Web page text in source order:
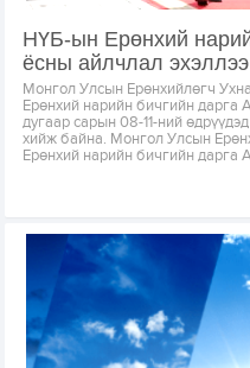
НҮБ-ын Ерөнхий
ёсны айлчлал эхэллээ
Монгол Улсын Ерөнхийлөгч
Ерөнхий нарийн бичгийн
дугаар сарын 08-11-ний
хийж байна. Монгол Улсын
Ерөнхий нарийн бичгийн дарга